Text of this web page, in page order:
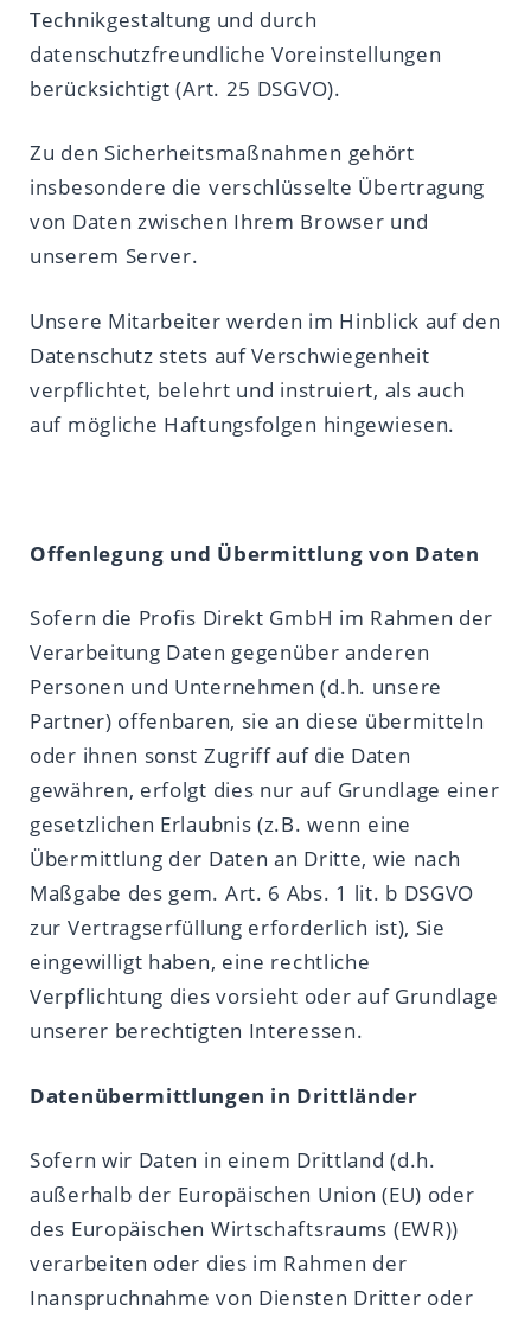
Technikgestaltung und durch
datenschutzfreundliche Voreinstellungen
berücksichtigt (Art. 25 DSGVO).
Zu den Sicherheitsmaßnahmen gehört
insbesondere die verschlüsselte Übertragung
von Daten zwischen Ihrem Browser und
unserem Server.
Unsere Mitarbeiter werden im Hinblick auf den
Datenschutz stets auf Verschwiegenheit
verpflichtet, belehrt und instruiert, als auch
auf mögliche Haftungsfolgen hingewiesen.
Offenlegung und Übermittlung von Daten
Sofern die Profis Direkt GmbH im Rahmen der
Verarbeitung Daten gegenüber anderen
Personen und Unternehmen (d.h. unsere
Partner) offenbaren, sie an diese übermitteln
oder ihnen sonst Zugriff auf die Daten
gewähren, erfolgt dies nur auf Grundlage einer
gesetzlichen Erlaubnis (z.B. wenn eine
Übermittlung der Daten an Dritte, wie nach
Maßgabe des gem. Art. 6 Abs. 1 lit. b DSGVO
zur Vertragserfüllung erforderlich ist), Sie
eingewilligt haben, eine rechtliche
Verpflichtung dies vorsieht oder auf Grundlage
unserer berechtigten Interessen.
Datenübermittlungen in Drittländer
Sofern wir Daten in einem Drittland (d.h.
außerhalb der Europäischen Union (EU) oder
des Europäischen Wirtschaftsraums (EWR))
verarbeiten oder dies im Rahmen der
Inanspruchnahme von Diensten Dritter oder